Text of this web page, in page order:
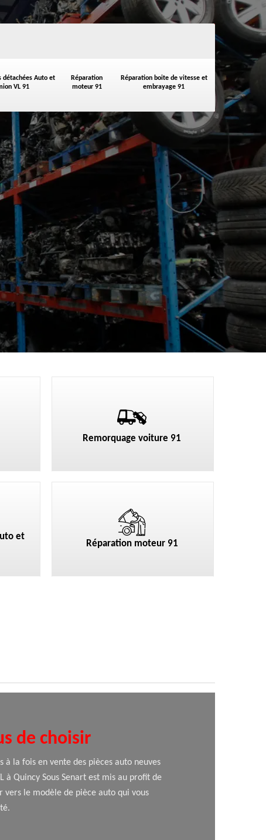
détachées Auto et
VL 91
Réparation
moteur 91
Réparation boite de vitesse et
embrayage 91
Remorquage voiture 91
et
Réparation moteur 91
de choisir
à la fois en vente des pièces auto neuves
à Quincy Sous Senart est mis au profit de
vers le modèle de pièce auto qui vous